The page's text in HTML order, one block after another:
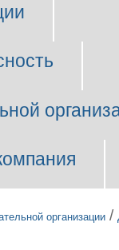
организации /